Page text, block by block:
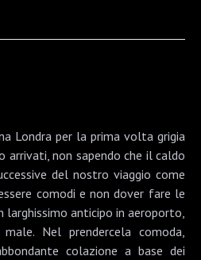
Londra per la prima volta grigia
arrivati, non sapendo che il caldo
del nostro viaggio come
comodi e non dover fare le
larghissimo anticipo in aeroporto,
Nel prendercela comoda,
colazione a base dei